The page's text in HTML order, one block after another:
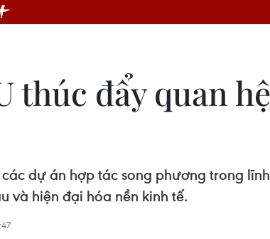
thúc đẩy quan
dự án hợp tác song phương trong
và hiện đại hóa nền kinh tế.